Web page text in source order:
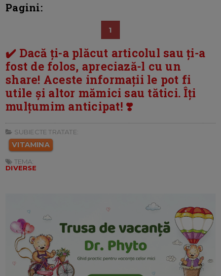
Pagini:
1
✔️ Dacă ți-a plăcut articolul sau ți-a
fost de folos, apreciază-l cu un
share! Aceste informații le pot fi
utile și altor mămici sau tătici. Îți
mulțumim anticipat! ❣️
SUBIECTE TRATATE:
VITAMINA
TEMA:
DIVERSE